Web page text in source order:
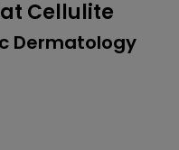
Cellulite
Dermatology